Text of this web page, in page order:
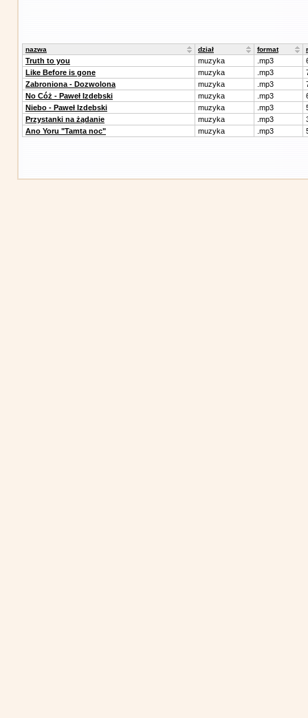
nazwa dział format
Truth to you muzyka .mp3
Like Before is gone
muzyka .mp3
Zabroniona - Dozwolona
muzyka .mp3
No Cóż - Paweł Izdebski
muzyka .mp3
Niebo - Paweł Izdebski
muzyka .mp3
Przystanki na żądanie
muzyka .mp3
Ano Yoru "Tamta noc"
muzyka .mp3